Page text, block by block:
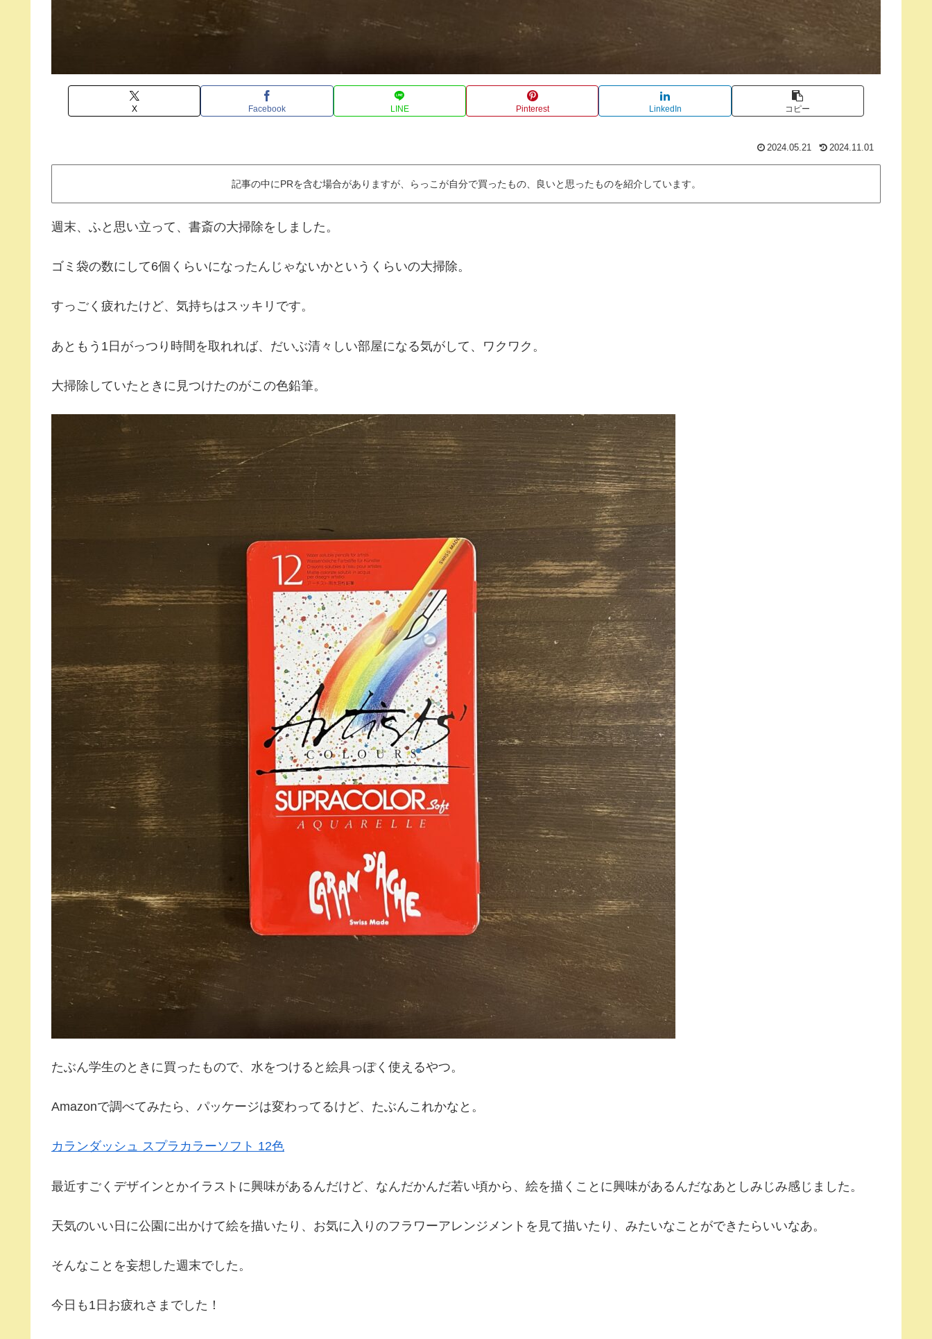
X Facebook LINE Pinterest LinkedIn コピー
2024.05.21 2024.11.01
記事の中にPRを含む場合がありますが、らっこが自分で買ったもの、良いと思ったものを紹介しています。
週末、ふと思い立って、書斎の大掃除をしました。
ゴミ袋の数にして6個くらいになったんじゃないかというくらいの大掃除。
すっごく疲れたけど、気持ちはスッキリです。
あともう1日がっつり時間を取れれば、だいぶ清々しい部屋になる気がして、ワクワク。
大掃除していたときに見つけたのがこの色鉛筆。
たぶん学生のときに買ったもので、水をつけると絵具っぽく使えるやつ。
Amazonで調べてみたら、パッケージは変わってるけど、たぶんこれかなと。
カランダッシュ スプラカラーソフト 12色
最近すごくデザインとかイラストに興味があるんだけど、なんだかんだ若い頃から、絵を描くことに興味があるんだなあとしみじみ感じました。
天気のいい日に公園に出かけて絵を描いたり、お気に入りのフラワーアレンジメントを見て描いたり、みたいなことができたらいいなあ。
そんなことを妄想した週末でした。
今日も1日お疲れさまでした！